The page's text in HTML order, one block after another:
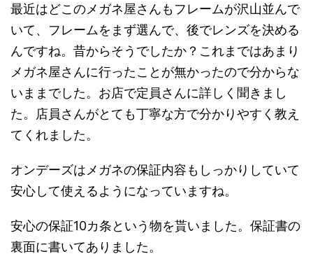
最近はどこのメガネ屋さんもフレームが沢山並んで
いて、フレームをまず選んで、後でレンズを決める
んですね。昔からそうでしたか？これまではあまり
メガネ屋さんに行ったことが無かったので分からな
いままでした。お店で定員さんに詳しく聞きまし
た。店員さんがとても丁寧な方で分かりやすく教え
てくれました。
オンデーズはメガネの保証内容もしっかりしていて
安心して使えるようになっていますね。
安心の保証10カ条という物を貰いました。保証書の
裏面に書いてありました。